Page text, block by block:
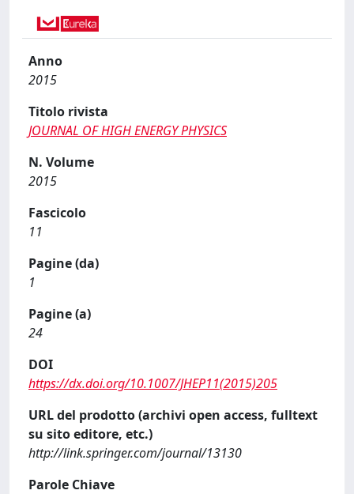
Anno
2015
Titolo rivista
JOURNAL OF HIGH ENERGY PHYSICS
N. Volume
2015
Fascicolo
11
Pagine (da)
1
Pagine (a)
24
DOI
https://dx.doi.org/10.1007/JHEP11(2015)205
URL del prodotto (archivi open access, fulltext
su sito editore, etc.)
http://link.springer.com/journal/13130
Parole Chiave